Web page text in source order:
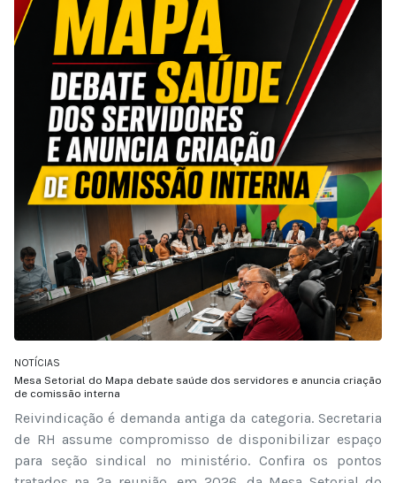
NOTÍCIAS
Mesa Setorial do Mapa debate saúde dos servidores e anuncia criação
de comissão interna
Reivindicação é demanda antiga da categoria. Secretaria
de RH assume compromisso de disponibilizar espaço
para seção sindical no ministério. Confira os pontos